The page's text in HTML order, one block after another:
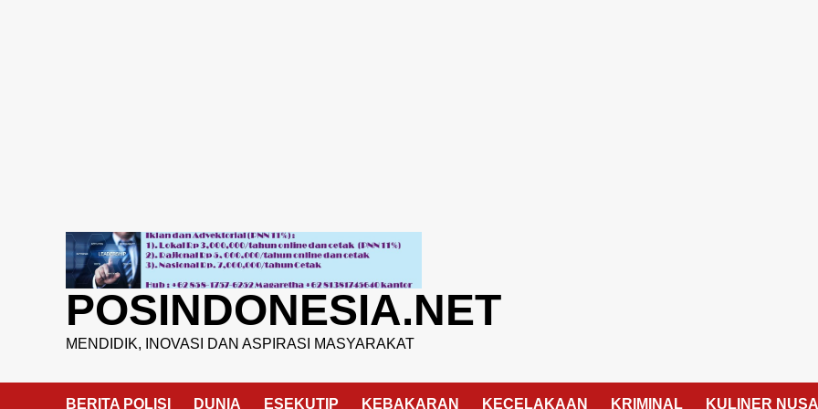
POSINDONESIA.NET
MENDIDIK, INOVASI DAN ASPIRASI MASYARAKAT
BERITA POLISI DUNIA ESEKUTIP KEBAKARAN KECELAKAAN KRIMINAL KULINER